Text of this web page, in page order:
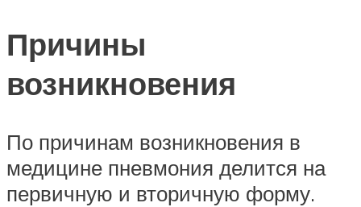
Причины
возникновения
По причинам возникновения в
медицине пневмония делится на
первичную и вторичную форму.